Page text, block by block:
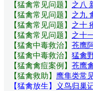
【猛禽常见问题 】 之八
【猛禽常见问题 】 之九
【猛禽常见问题 】 之十
【猛禽常见问题 】 之十
【猛禽中毒救治】 苍鹰
【猛禽中毒救治】 猛禽
【猛禽禽痘案例】 苍鹰
【猛禽救助】 鹰隼类常
【猛禽放生】
义鸟归巢